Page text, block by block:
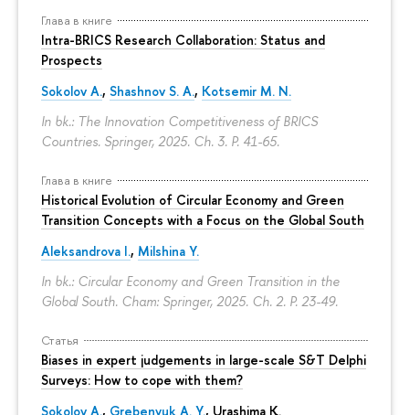
Глава в книге
Intra-BRICS Research Collaboration: Status and
Prospects
Sokolov A., Shashnov S. A., Kotsemir M. N.
In bk.: The Innovation Competitiveness of BRICS
Countries. Springer, 2025. Ch. 3. P. 41-65.
Глава в книге
Historical Evolution of Circular Economy and Green
Transition Concepts with a Focus on the Global South
Aleksandrova I., Milshina Y.
In bk.: Circular Economy and Green Transition in the
Global South. Cham: Springer, 2025. Ch. 2. P. 23-49.
Статья
Biases in expert judgements in large-scale S&T Delphi
Surveys: How to cope with them?
Sokolov A., Grebenyuk A. Y., Urashima K.